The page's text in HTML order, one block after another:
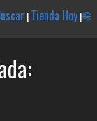
|Tienda Hoy|🌐